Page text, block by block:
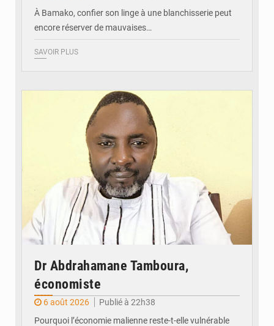
À Bamako, confier son linge à une blanchisserie peut
encore réserver de mauvaises…
SAVOIR PLUS
Dr Abdrahamane Tamboura,
économiste
6 août 2026
Publié à 22h38
Pourquoi l’économie malienne reste-t-elle vulnérable